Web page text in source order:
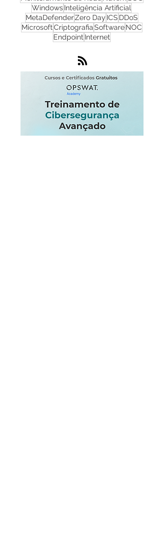
NGFWInfraestruturaDadosLGPDOT
PhishingFlowmonIAIoT
Monitoramento de RedeNuvemSOC
WindowsInteligência Artificial
MetaDefenderZero DayICS
EndpointInternet